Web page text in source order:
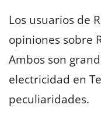
Los usuarios de
opiniones sobre
Ambos son
electricidad en
peculiaridades.